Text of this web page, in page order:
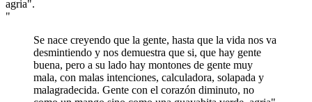
"
Se nace creyendo que la gente, hasta que la vida nos va
desmintiendo y nos demuestra que si, que hay gente
buena, pero a su lado hay montones de gente muy
mala, con malas intenciones, calculadora, solapada y
malagradecida. Gente con el corazón diminuto, no